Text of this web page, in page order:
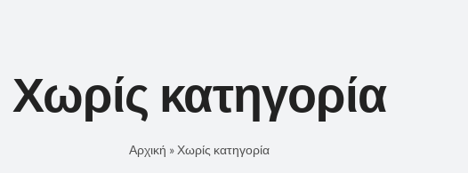
Χωρίς κατηγορία
Αρχική » Χωρίς κατηγορία